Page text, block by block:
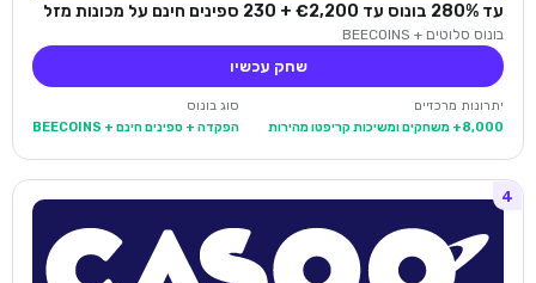
עד 280% בונוס עד €2,200 + 230 ספינים חינם על מכונות מזל
בונוס סלוטים + BEECOINS
שחק עכשיו
יתרונות מרכזיים
8,000+ משחקים ומשיכות קריפטו מהירות
סוג בונוס
הפקדה + ספינים חינם + BEECOINS
4